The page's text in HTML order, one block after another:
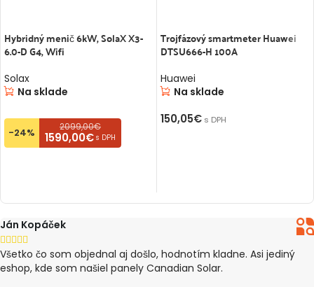
Hybridný menič 6kW, SolaX X3-
6.0-D G4, Wifi
Solax
Na sklade
-24% 2099,00€
1590,00€ s DPH
Trojfázový smartmeter Huawei
DTSU666-H 100A
Huawei
Na sklade
150,05€ s DPH
Ján Kopáček

Všetko čo som objednal aj došlo, hodnotím kladne. Asi jediný
eshop, kde som našiel panely Canadian Solar.